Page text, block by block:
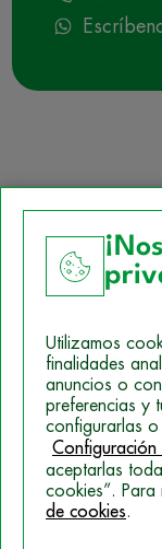
Política de
Mapa del sitio
Politica de
© 2026 Campus
Utilizamos
finalidades
anuncios o
preferencias y
configurarlas o
Configuración
aceptarlas
cookies”. Para
de cookies.